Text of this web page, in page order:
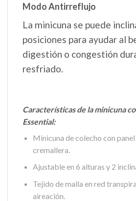
Modo Antirreflujo
La minicuna se puede
posiciones para ayudar al
digestión o congestión
resfriado.
Características de la minicuna
Essential:
Minicuna de colecho con
cremallera.
Ajustable en 6 alturas y 2
Tejido de malla en red
aireación.